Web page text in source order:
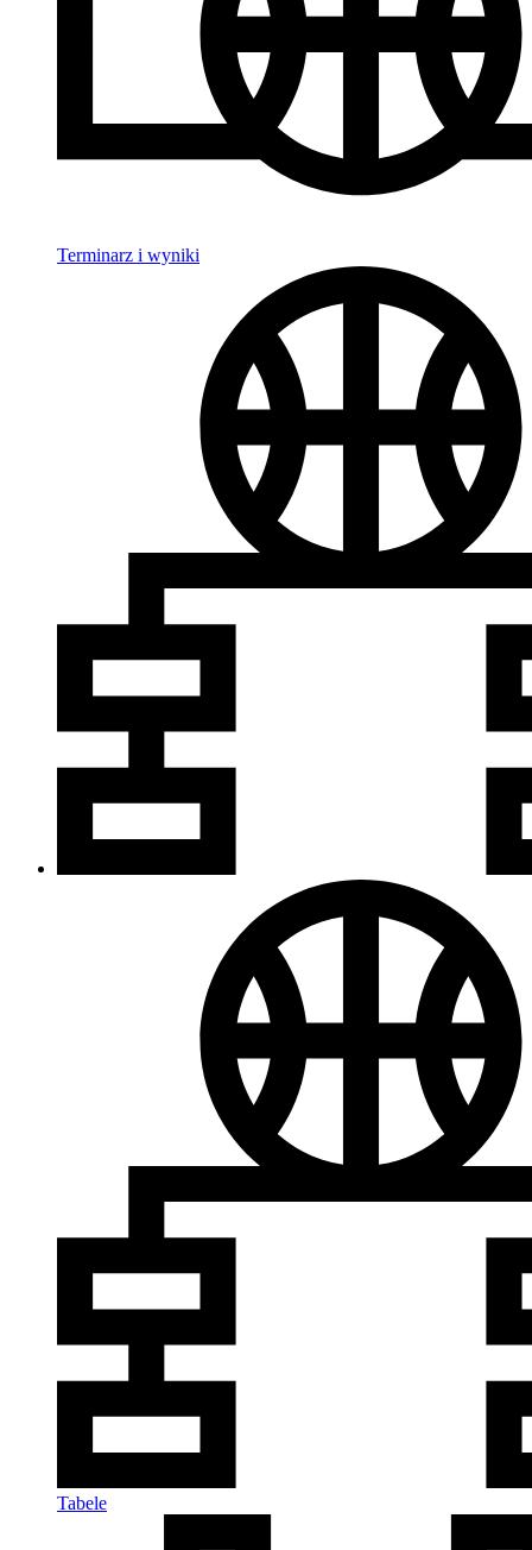
Terminarz i wyniki
Tabele